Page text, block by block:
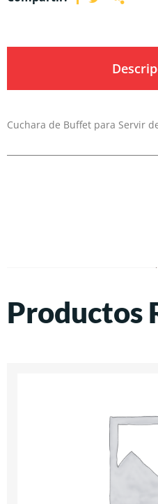
Cuchara de Buffet para Servir
Productos